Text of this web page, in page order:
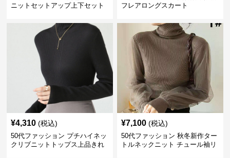
ニットセットアップ上下セット
フレアロングスカート
¥4,310 (税込)
50代ファッション プチハイネッ
クリブニットトップス上品きれ
¥7,100 (税込)
50代ファッション 秋冬新作ター
トルネックニット チュール袖リ